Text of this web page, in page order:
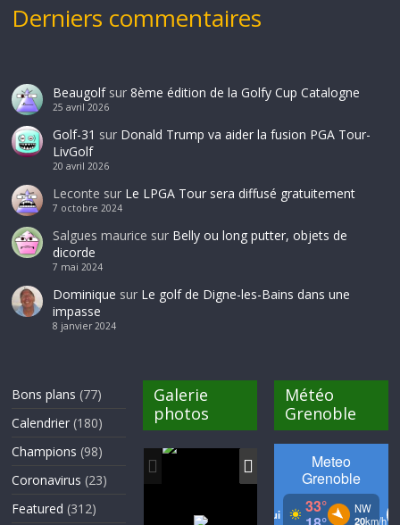
Derniers commentaires
Beaugolfsur 8ème édition de la Golfy Cup Catalogne
25 avril 2026
Golf-31 sur Donald Trump va aider la fusion PGA Tour-
LivGolf
20 avril 2026
Leconte sur Le LPGA Tour sera diffusé gratuitement
7 octobre 2024
Salgues maurice sur Belly ou long putter, objets de
dicorde
7 mai 2024
Dominique sur Le golf de Digne-les-Bains dans une
impasse
8 janvier 2024
Bons plans (77)
Calendrier (180)
Champions (98)
Coronavirus (23)
Featured (312)
Galerie
photos
Météo
Grenoble